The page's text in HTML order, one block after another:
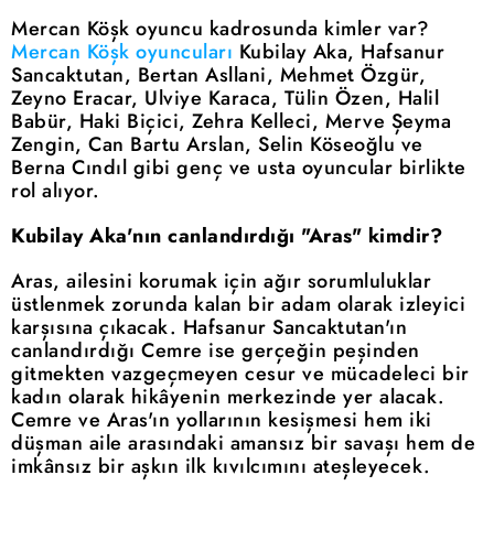
Mercan Köşk oyuncu kadrosunda kimler var?
Mercan Köşk oyuncuları Kubilay Aka, Hafsanur
Sancaktutan, Bertan Asllani, Mehmet Özgür,
Zeyno Eracar, Ulviye Karaca, Tülin Özen, Halil
Babür, Haki Biçici, Zehra Kelleci, Merve Şeyma
Zengin, Can Bartu Arslan, Selin Köseoğlu ve
Berna Cındıl gibi genç ve usta oyuncular birlikte
rol alıyor.
Kubilay Aka'nın canlandırdığı "Aras" kimdir?
Aras, ailesini korumak için ağır sorumluluklar
üstlenmek zorunda kalan bir adam olarak izleyici
karşısına çıkacak. Hafsanur Sancaktutan'ın
canlandırdığı Cemre ise gerçeğin peşinden
gitmekten vazgeçmeyen cesur ve mücadeleci bir
kadın olarak hikâyenin merkezinde yer alacak.
Cemre ve Aras'ın yollarının kesişmesi hem iki
düşman aile arasındaki amansız bir savaşı hem de
imkânsız bir aşkın ilk kıvılcımını ateşleyecek.